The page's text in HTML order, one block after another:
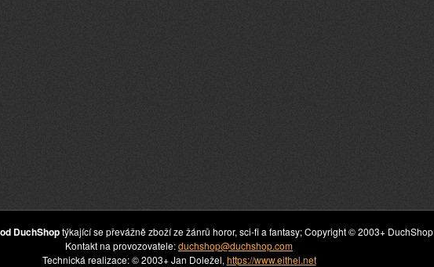
DuchShoptýkající se převážně zboží ze žánrů horor, sci-fi a fantasy; Copyright © 2003+ DuchShop
Kontakt na provozovatele:duchshop@duchshop.com
Technická realizace: © 2003+ Jan Doležel, https://www.eithel.net